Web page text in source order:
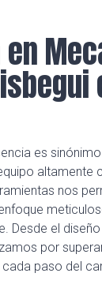
es
altamente
nos
Desde el
por
paso del